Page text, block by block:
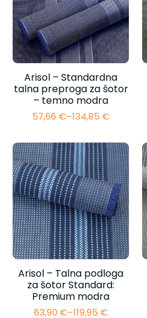
Arisol – Standardna
talna preproga za šotor
– temno modra
57,66 €–134,85 €
Cenovni
od
57,66 €
do
134,85 €
Arisol – Talna podloga
za šotor Standard:
Premium modra
63,90 €–119,95 €